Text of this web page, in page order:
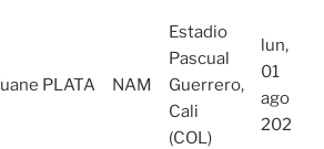
PLATA NAM
Estadio
Pascual
Guerrero,
Cali
(COL)
lun,
01
ago
2022